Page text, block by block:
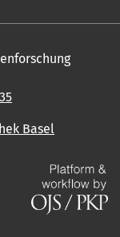
Basel